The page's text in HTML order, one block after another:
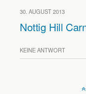
30. AUGUST 2013
Nottig Hill
KEINE ANTWORT